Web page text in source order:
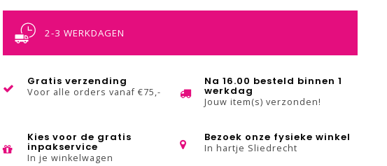
2-3 WERKDAGEN
Gratis verzending
Voor alle orders vanaf €75,-
Na 16.00 besteld binnen 1
werkdag
Jouw item(s) verzonden!
Kies voor de gratis
inpakservice
In je winkelwagen
Bezoek onze fysieke winkel
In hartje Sliedrecht